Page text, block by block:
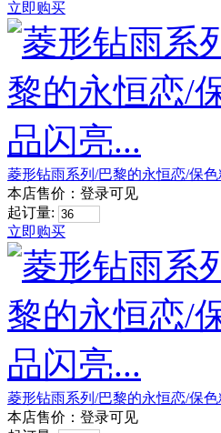
立即购买
菱形钻雨系列/巴黎的永恒恋/保色
本店售价： 登录可见
起订量:
立即购买
菱形钻雨系列/巴黎的永恒恋/保色
本店售价： 登录可见